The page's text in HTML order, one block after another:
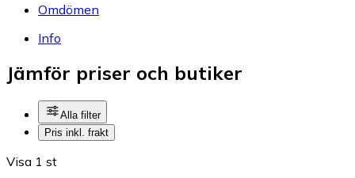
Omdömen
Info
Jämför priser och butiker
Alla filter
Pris inkl. frakt
Visa 1 st